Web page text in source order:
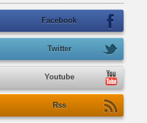
Facebook
Twitter
Youtube
Rss